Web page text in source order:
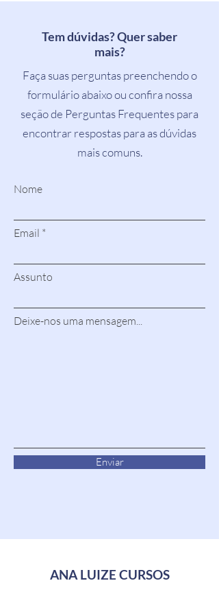
Tem dúvidas? Quer saber
mais?
Faça suas perguntas preenchendo o
formulário abaixo ou confira nossa
seção de Perguntas Frequentes para
encontrar respostas para as dúvidas
mais comuns.
Nome
Email
Assunto
Deixe-nos uma mensagem...
Enviar
ANA LUIZE CURSOS